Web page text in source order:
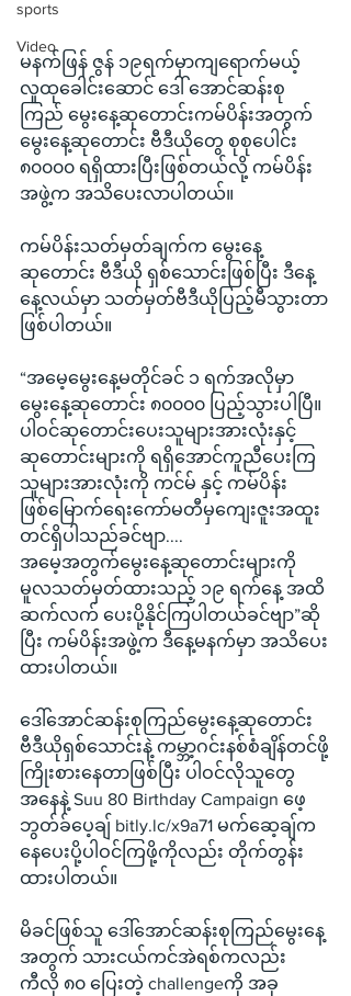
sports
Video
မနက်ဖြန် ဇွန် ၁၉ရက်မှာကျရောက်မယ့်
လူထုခေါင်းဆောင် ဒေါ် အောင်ဆန်းစု
ကြည် မွေးနေ့ဆုတောင်းကမ်ပိန်းအတွက်
မွေးနေ့ဆုတောင်း ဗီဒီယိုတွေ စုစုပေါင်း
၈၀၀၀၀ ရရှိထားပြီးဖြစ်တယ်လို့ ကမ်ပိန်း
အဖွဲ့က အသိပေးလာပါတယ်။
ကမ်ပိန်းသတ်မှတ်ချက်က မွေးနေ့
ဆုတောင်း ဗီဒီယို ရှစ်သောင်းဖြစ်ပြီး ဒီနေ့
နေ့လယ်မှာ သတ်မှတ်ဗီဒီယိုပြည့်မီသွားတာ
ဖြစ်ပါတယ်။
“အမေ့မွေးနေ့မတိုင်ခင် ၁ ရက်အလိုမှာ
မွေးနေ့ဆုတောင်း ၈၀၀၀၀ ပြည့်သွားပါပြီ။
ပါဝင်ဆုတောင်းပေးသူများအားလုံးနှင့်
ဆုတောင်းများကို ရရှိအောင်ကူညီပေးကြ
သူများအားလုံးကို ကင်မ် နှင့် ကမ်ပိန်း
ဖြစ်မြောက်ရေးကော်မတီမှကျေးဇူးအထူး
တင်ရှိပါသည်ခင်ဗျာ....
အမေ့အတွက်မွေးနေ့ဆုတောင်းများကို
မူလသတ်မှတ်ထားသည့် ၁၉ ရက်နေ့ အထိ
ဆက်လက် ပေးပို့နိုင်ကြပါတယ်ခင်ဗျာ”ဆို
ပြီး ကမ်ပိန်းအဖွဲ့က ဒီနေ့မနက်မှာ အသိပေး
ထားပါတယ်။
ဒေါ်အောင်ဆန်းစုကြည်မွေးနေ့ဆုတောင်း
ဗီဒီယိုရှစ်သောင်းနဲ့ ကမ္ဘာ့ဂင်းနစ်စံချိန်တင်ဖို့
ကြိုးစားနေတာဖြစ်ပြီး ပါဝင်လိုသူတွေ
အနေနဲ့ Suu 80 Birthday Campaign ဖေ့
ဘွတ်ခ်ပေ့ချ် bitly.lc/x9a71 မက်ဆေ့ချ်က
နေပေးပို့ပါဝင်ကြဖို့ကိုလည်း တိုက်တွန်း
ထားပါတယ်။
မိခင်ဖြစ်သူ ဒေါ်အောင်ဆန်းစုကြည်မွေးနေ့
အတွက် သားငယ်ကင်အဲရစ်ကလည်း
ကီလို ၈၀ ပြေးတဲ့ challengeကို အခု